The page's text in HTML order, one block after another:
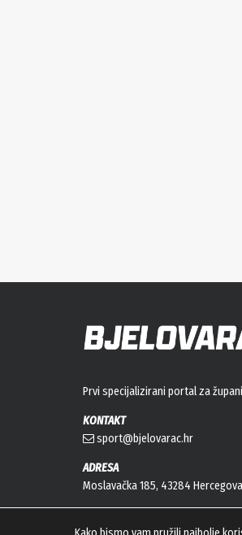
Prvi specijalizirani portal za
KONTAKT
sport@bjelovarac.hr
ADRESA
Moslavačka 185, 43284